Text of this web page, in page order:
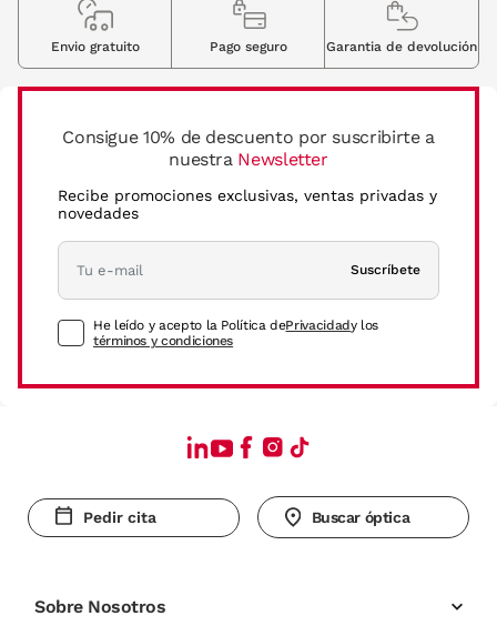
Consigue 10% de descuento por suscribirte a
nuestra Newsletter
Recibe promociones exclusivas, ventas privadas y
novedades
Suscríbete
He leído y acepto la Política dePrivacidady los
términos y condiciones
Envio gratuito Pago seguro Garantia de devolución
Pedir cita Buscar óptica
Sobre Nosotros